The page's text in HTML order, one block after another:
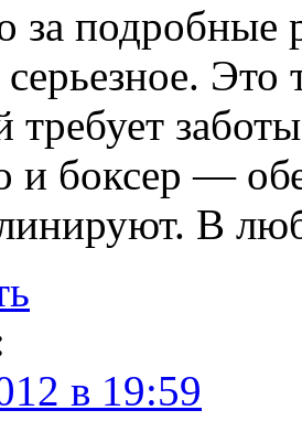
за подробные
Это
требует
и боксер —
В
в 19:59